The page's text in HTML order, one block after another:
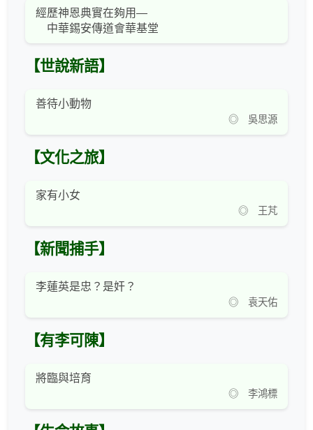
經歷神恩典實在夠用—
中華錫安傳道會華基堂
【世說新語】
善待小動物
◎ 吳思源
【文化之旅】
家有小女
◎ 王芃
【新聞捕手】
李蓮英是忠？是奸？
◎ 袁天佑
【有李可陳】
將臨與培育
◎ 李鴻標